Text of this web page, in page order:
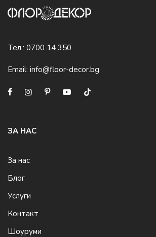
Тел.: 0700 14 350
Email: info@floor-decor.bg
ЗА НАС
За нас
Блог
Услуги
Контакт
Шоуруми